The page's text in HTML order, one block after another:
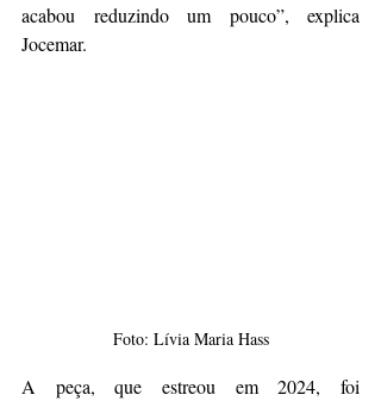
acabou reduzindo um pouco”, explica
Jocemar.
Foto: Lívia Maria Hass
A peça, que estreou em 2024, foi